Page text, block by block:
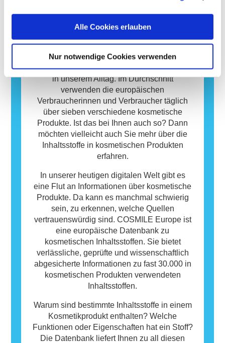
Alle Cookies erlauben
Nur notwendige Cookies verwenden
Reaktion hervorruft, wird als Allergen
bezeichnet. Kosmetika und
enthalten, die bei manchen Menschen eine
Allergie auslösen können. Das bedeutet
jedoch nicht, dass das Produkt für andere
Personen nicht sicher ist.
Datenbank
Kosmetische Produkte sind wichtig für uns
Menschen und spielen eine essenzielle Rolle
in unserem Alltag. Im Durchschnitt
verwenden die europäischen
Verbraucherinnen und Verbraucher täglich
über sieben verschiedene kosmetische
Produkte. Ist das bei Ihnen auch so? Dann
möchten vielleicht auch Sie mehr über die
Inhaltsstoffe in kosmetischen Produkten
erfahren.
In unserer heutigen digitalen Welt gibt es
eine Flut an Informationen über kosmetische
Produkte. Da kann es manchmal schwierig
sein, zu erkennen, welche Quellen
vertrauenswürdig sind. COSMILE Europe ist
eine europäische Datenbank zu
kosmetischen Inhaltsstoffen. Sie bietet
verlässliche, geprüfte und wissenschaftlich
abgesicherte Informationen zu fast 30.000 in
kosmetischen Produkten verwendeten
Inhaltsstoffen.
Warum sind bestimmte Inhaltsstoffe in einem
Kosmetikprodukt enthalten? Welche
Funktionen oder Eigenschaften hat ein Stoff?
Die Datenbank liefert Ihnen zu all diesen